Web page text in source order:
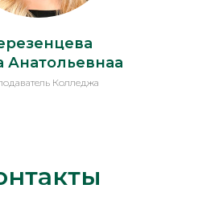
Анатольевнаа
Колледжа